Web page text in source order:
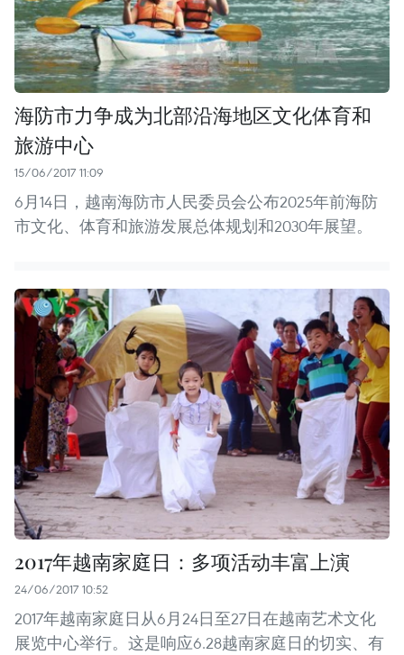
海防市力争成为北部沿海地区文化体育和
旅游中心
15/06/2017 11:09
6月14日，越南海防市人民委员会公布2025年前海防
市文化、体育和旅游发展总体规划和2030年展望。
2017年越南家庭日：多项活动丰富上演
24/06/2017 10:52
2017年越南家庭日从6月24日至27日在越南艺术文化
展览中心举行。这是响应6.28越南家庭日的切实、有